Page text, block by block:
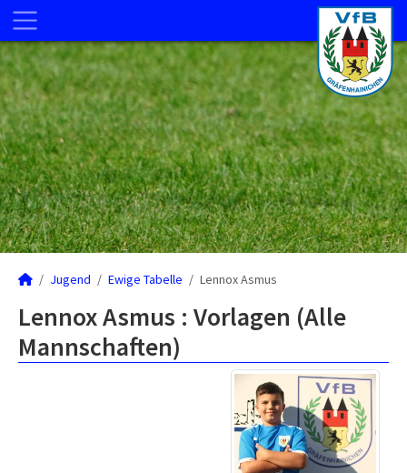
Jugend Ewige Tabelle Lennox Asmus
Lennox Asmus : Vorlagen (Alle
Mannschaften)